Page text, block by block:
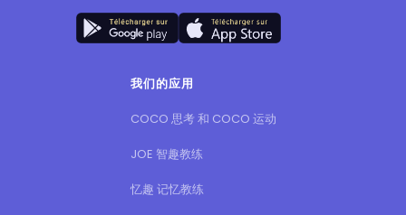
我们的应用
COCO 思考 和 COCO 运动
JOE 智趣教练
忆趣 记忆教练